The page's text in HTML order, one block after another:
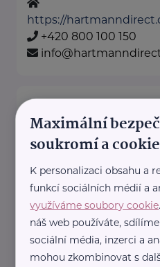
https://
+420 800 100 150
RADA SENIORŮ ČR
Politických vězňů 1419/11
Poskytujeme
právní poradentství pro
po celé ČR.
Vydáváme časopis
Akreditované poradny
Maximální
soukromí a
K personalizaci obsahu a
funkcí sociálních médií a
využíváme soubory cookie
náš web používáte,
sociální média, inzerci a
mohou zkombinovat s